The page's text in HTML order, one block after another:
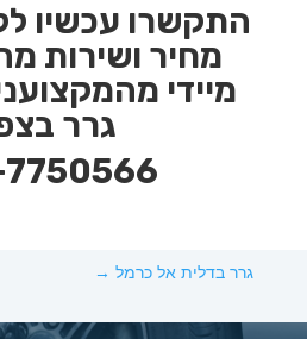
התקשרו עכשיו
מחיר ושירות
מיידי
גרר
גרר בדלית אל כרמל→